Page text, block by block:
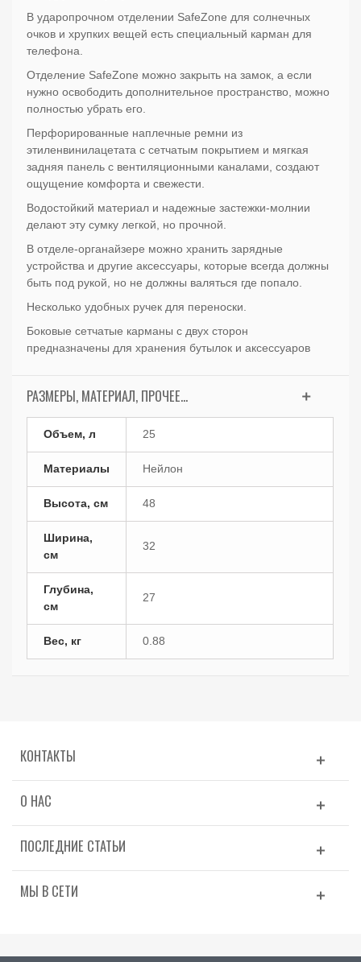
В ударопрочном отделении SafeZone для солнечных
очков и хрупких вещей есть специальный карман для
телефона.
Отделение SafeZone можно закрыть на замок, а если
нужно освободить дополнительное пространство, можно
полностью убрать его.
Перфорированные наплечные ремни из
этиленвинилацетата с сетчатым покрытием и мягкая
задняя панель с вентиляционными каналами, создают
ощущение комфорта и свежести.
Водостойкий материал и надежные застежки-молнии
делают эту сумку легкой, но прочной.
В отделе-органайзере можно хранить зарядные
устройства и другие аксессуары, которые всегда должны
быть под рукой, но не должны валяться где попало.
Несколько удобных ручек для переноски.
Боковые сетчатые карманы с двух сторон
предназначены для хранения бутылок и аксессуаров
РАЗМЕРЫ, МАТЕРИАЛ, ПРОЧЕЕ...
Объем, л 25
Материалы Нейлон
Высота, см 48
Ширина,
см
32
Глубина,
см
27
Вес, кг 0.88
КОНТАКТЫ
О НАС
ПОСЛЕДНИЕ СТАТЬИ
МЫ В СЕТИ